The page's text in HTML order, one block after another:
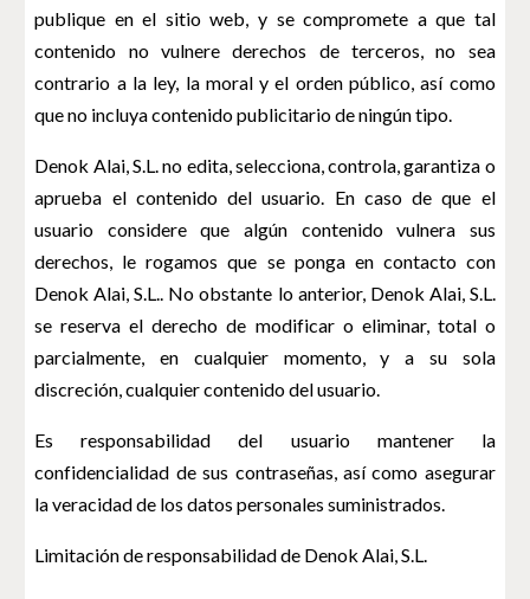
publique en el sitio web, y se compromete a que tal
contenido no vulnere derechos de terceros, no sea
contrario a la ley, la moral y el orden público, así como
que no incluya contenido publicitario de ningún tipo.
Denok Alai, S.L. no edita, selecciona, controla, garantiza o
aprueba el contenido del usuario. En caso de que el
usuario considere que algún contenido vulnera sus
derechos, le rogamos que se ponga en contacto con
Denok Alai, S.L.. No obstante lo anterior, Denok Alai, S.L.
se reserva el derecho de modificar o eliminar, total o
parcialmente, en cualquier momento, y a su sola
discreción, cualquier contenido del usuario.
Es responsabilidad del usuario mantener la
confidencialidad de sus contraseñas, así como asegurar
la veracidad de los datos personales suministrados.
Limitación de responsabilidad de Denok Alai, S.L.